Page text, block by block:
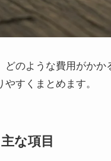
どのような費用がか
すくまとめます。
な項目